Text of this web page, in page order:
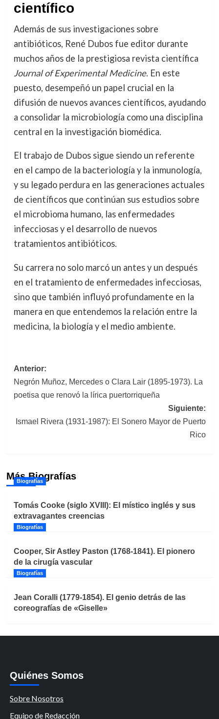
científico
Además de sus investigaciones sobre
antibióticos, René Dubos fue editor durante
muchos años de la prestigiosa revista científica
Journal of Experimental Medicine. En este
puesto, desempeñó un papel crucial en la
difusión de nuevos avances científicos, ayudando
a consolidar la microbiología como una disciplina
central en la investigación biomédica.
El trabajo de Dubos sigue siendo un referente
en el campo de la bacteriología y la inmunología,
y su legado perdura en las generaciones actuales
de científicos que continúan sus estudios sobre
el microbioma humano, las enfermedades
infecciosas y el desarrollo de nuevos
tratamientos antibióticos.
Su carrera no solo marcó un antes y un después
en el tratamiento de enfermedades infecciosas,
sino que también influyó profundamente en la
manera en que entendemos la relación entre la
medicina, la biología y el medio ambiente.
Navegación
de
entradas
Anterior:
Negrón Muñoz, Mercedes o Clara Lair (1895-1973). La
poetisa que renovó la lírica puertorriqueña
Siguiente:
Ismael Rivera (1931-1987): El Sonero Mayor de Puerto
Rico
Más Biografías
Biografías
Tomás Cooke (siglo XVIII): El místico inglés y sus
extravagantes creencias
Biografías
Cooper, Sir Astley Paston (1768-1841). El pionero
de la cirugía vascular
Biografías
Jean Coralli (1779-1854). El genio detrás de las
coreografías de «Giselle»
Quiénes Somos
Sobre Nosotros
Equipo de Redacción